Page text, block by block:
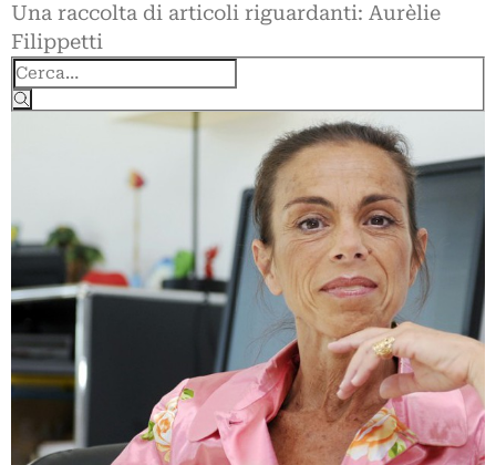
Una raccolta di articoli riguardanti: Aurèlie
Filippetti